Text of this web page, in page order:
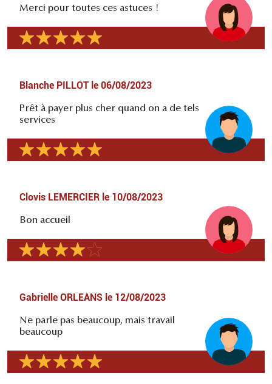
Merci pour toutes ces astuces !
Blanche PILLOT le 06/08/2023
Prêt à payer plus cher quand on a de tels
services
Clovis LEMERCIER le 10/08/2023
Bon accueil
Gabrielle ORLEANS le 12/08/2023
Ne parle pas beaucoup, mais travail
beaucoup